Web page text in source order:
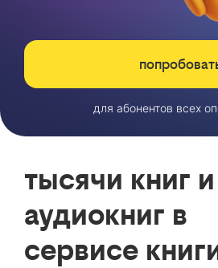
для абонентов всех
тысячи книг и
аудиокниг в
сервисе